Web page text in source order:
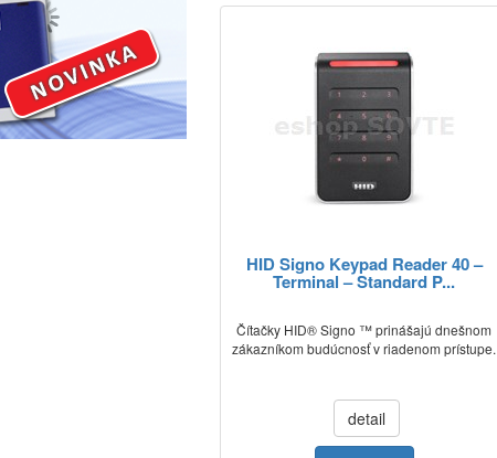
HID Signo Keypad Reader 40 –
Terminal – Standard P...
Čítačky HID® Signo ™ prinášajú dnešnom
zákazníkom budúcnosť v riadenom prístupe.
detail